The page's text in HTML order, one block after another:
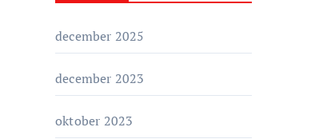
o
i
e
r
december 2025
december 2023
oktober 2023